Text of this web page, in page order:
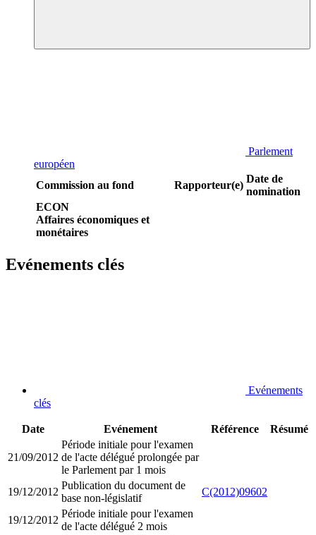
Parlement
européen
Commission au fond
Rapporteur(e)
Date de
nomination
ECON
Affaires économiques et
monétaires
Evénements clés
Evénements
clés
Date Evénement Référence Résumé
21/09/2012
Période initiale pour l'examen
de l'acte délégué prolongée par
le Parlement par 1 mois
19/12/2012
Publication du document de
base non-législatif
C(2012)09602
19/12/2012
Période initiale pour l'examen
de l'acte délégué 2 mois